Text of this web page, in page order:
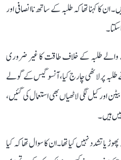
کا کہنا تھا کہ طلبہ کے ساتھ ناانصافی اور
والے طلبہ کے خلاف طاقت کا غیر ضروری
پر لاٹھی چارج کیا، آنسو گیس کے گولے
اور کیل لگی لاٹھیاں بھی استعمال کی گئیں،
ہیں۔
یا تشدد نہیں کیا تھا۔ ان کا سوال تھا کہ کیا